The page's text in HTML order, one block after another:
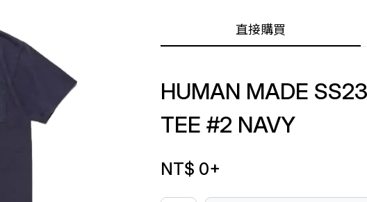
直接購買
HUMAN MADE
TEE #2 NAVY
NT$ 0+